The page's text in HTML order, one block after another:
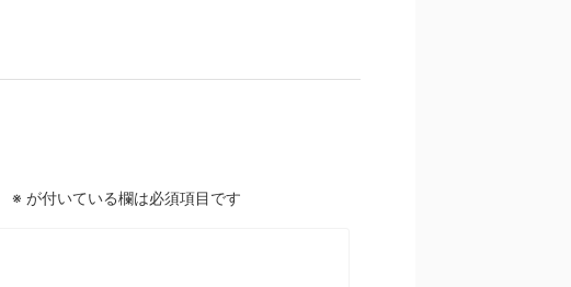
※ が付いている欄は必須項目です